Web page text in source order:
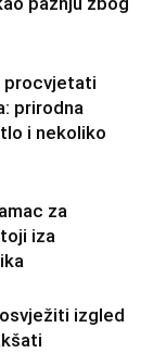
procvjetati
prirodna
i nekoliko
za
iza
izgled